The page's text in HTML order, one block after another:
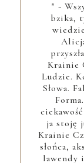
" -
bzika,
Krainie
Ludzie.
Słowa.
ja stoję
Krainie
słońca,
lawendy